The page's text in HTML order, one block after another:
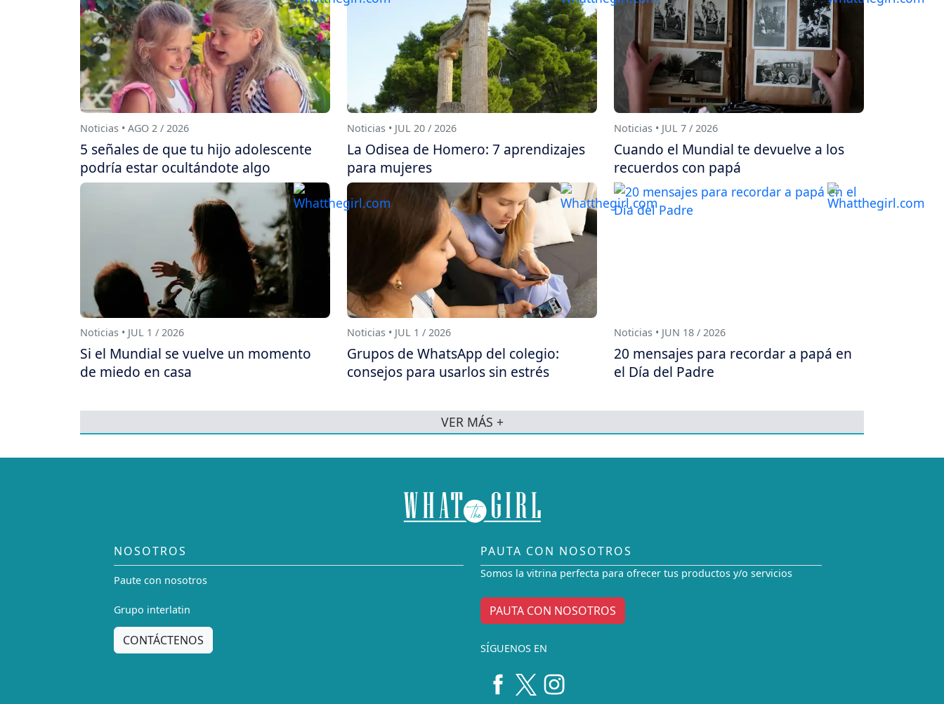
Noticias • AGO 2 / 2026
5 señales de que tu hijo adolescente
podría estar ocultándote algo
Noticias • JUL 20 / 2026
La Odisea de Homero: 7 aprendizajes
para mujeres
Noticias • JUL 7 / 2026
Cuando el Mundial te devuelve a los
recuerdos con papá
Noticias • JUL 1 / 2026
Si el Mundial se vuelve un momento
de miedo en casa
Noticias • JUL 1 / 2026
Grupos de WhatsApp del colegio:
consejos para usarlos sin estrés
Noticias • JUN 18 / 2026
20 mensajes para recordar a papá en
el Día del Padre
VER MÁS +
NOSOTROS
Paute con nosotros
Grupo interlatin
CONTÁCTENOS
PAUTA CON NOSOTROS
Somos la vitrina perfecta para ofrecer tus productos y/o servicios
PAUTA CON NOSOTROS
SÍGUENOS EN